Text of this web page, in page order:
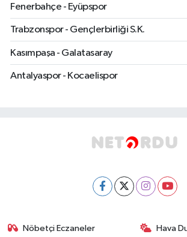
Fenerbahçe - Eyüpspor
Trabzonspor - Gençlerbirliği S.K.
Kasımpaşa - Galatasaray
Antalyaspor - Kocaelispor
Nöbetçi Eczaneler Hava